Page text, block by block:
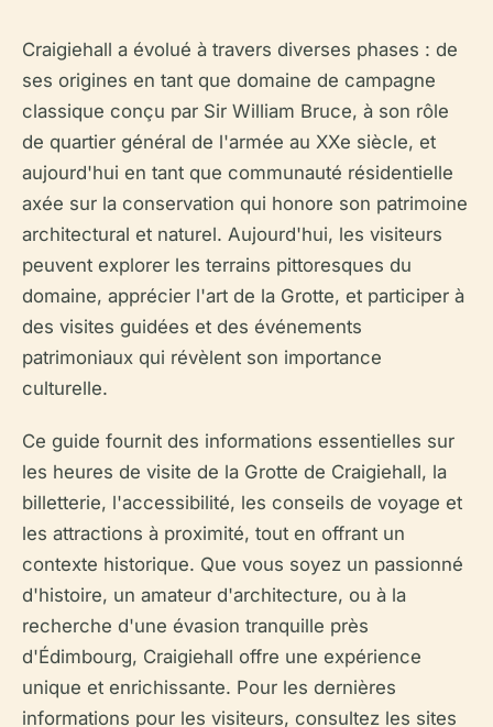
Craigiehall a évolué à travers diverses phases : de
ses origines en tant que domaine de campagne
classique conçu par Sir William Bruce, à son rôle
de quartier général de l'armée au XXe siècle, et
aujourd'hui en tant que communauté résidentielle
axée sur la conservation qui honore son patrimoine
architectural et naturel. Aujourd'hui, les visiteurs
peuvent explorer les terrains pittoresques du
domaine, apprécier l'art de la Grotte, et participer à
des visites guidées et des événements
patrimoniaux qui révèlent son importance
culturelle.
Ce guide fournit des informations essentielles sur
les heures de visite de la Grotte de Craigiehall, la
billetterie, l'accessibilité, les conseils de voyage et
les attractions à proximité, tout en offrant un
contexte historique. Que vous soyez un passionné
d'histoire, un amateur d'architecture, ou à la
recherche d'une évasion tranquille près
d'Édimbourg, Craigiehall offre une expérience
unique et enrichissante. Pour les dernières
informations pour les visiteurs, consultez les sites